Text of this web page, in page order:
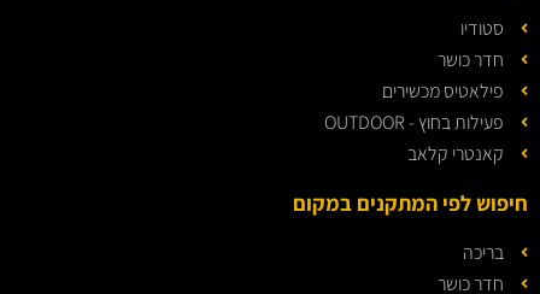
סטודיו
חדר כושר
פילאטיס מכשירים
פעילות בחוץ - OUTDOOR
קאנטרי קלאב
חיפוש לפי המתקנים במקום
בריכה
חדר כושר